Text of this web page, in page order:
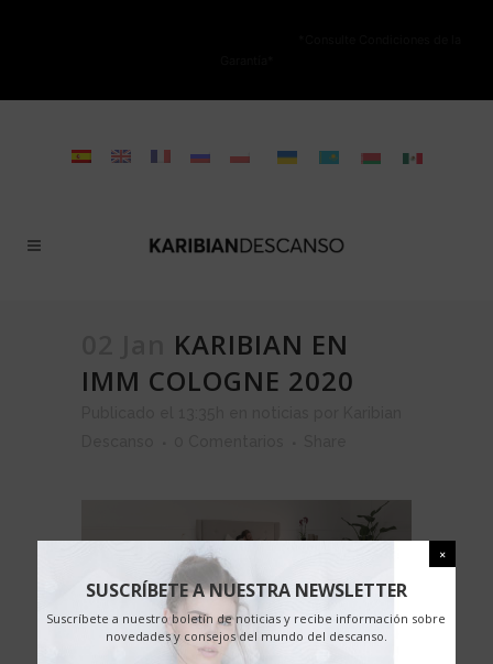
KARIBIAN EN
IMM COLOGNE 2020
SUSCRÍBETE A NUESTRA NEWSLETTER
Suscríbete a nuestro boletín de noticias y recibe información sobre
novedades y consejos del mundo del descanso.